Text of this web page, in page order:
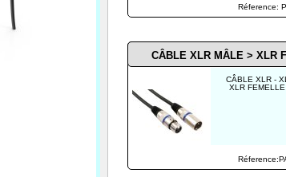
CÂBLE XLR MÂLE > XLR
CÂBLE XLR -
XLR
Réference: